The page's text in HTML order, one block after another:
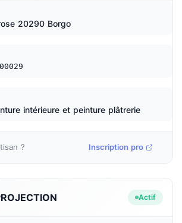
20290 Borgo
intérieure et peinture plâtrerie
? Inscription pro
Actif